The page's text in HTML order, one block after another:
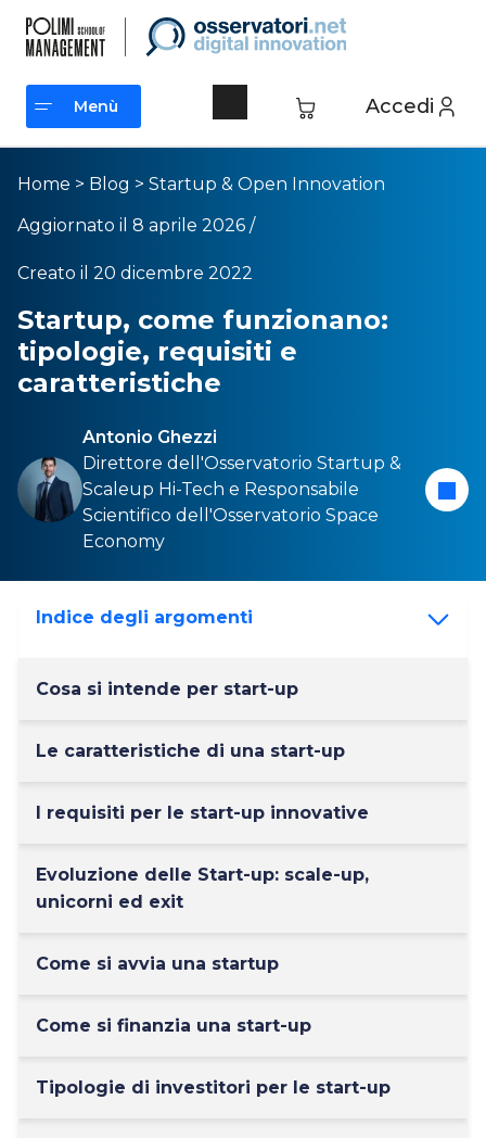
Accedi
Menù
Menù
Home > Blog > Startup & Open Innovation
Aggiornato il 8 aprile 2026 /
Creato il 20 dicembre 2022
Startup, come funzionano:
tipologie, requisiti e
caratteristiche
Antonio Ghezzi
Direttore dell'Osservatorio Startup &
Scaleup Hi-Tech e Responsabile
Scientifico dell'Osservatorio Space
Economy
Indice degli argomenti
Cosa si intende per start-up
Le caratteristiche di una start-up
I requisiti per le start-up innovative
Evoluzione delle Start-up: scale-up,
unicorni ed exit
Come si avvia una startup
Come si finanzia una start-up
Tipologie di investitori per le start-up